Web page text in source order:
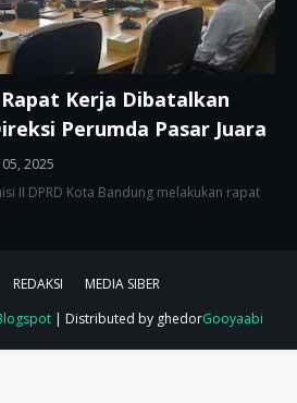
Kerja Dibatalkan
Perumda Pasar Juara
2025
II DPRD Kota Bandung melakukan rapat
REDAKSI
MEDIA SIBER
| Distributed by ghedorGooyaabi